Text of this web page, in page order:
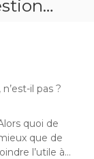
il pas ?
quoi de
que de
l’utile à…